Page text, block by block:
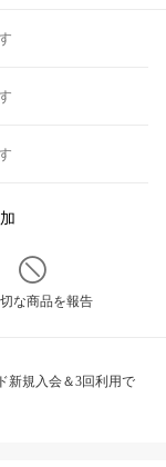
な商品を報告
新規入会＆3回利用で